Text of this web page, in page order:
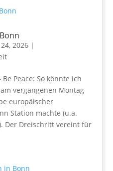
2026|
Be Peace: So könnte ich
vergangenen Montag
europäischer
Station machte (u.a.
Der Dreischritt vereint für